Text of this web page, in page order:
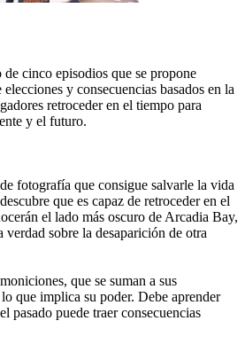
cinco episodios que se propone
y consecuencias basados en la
retroceder en el tiempo para
y el futuro.
fotografía que consigue salvarle la vida
que es capaz de retroceder en el
el lado más oscuro de Arcadia Bay,
verdad sobre la desaparición de otra
que se suman a sus
que implica su poder. Debe aprender
pasado puede traer consecuencias